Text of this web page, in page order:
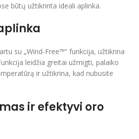
būtų užtikrinta ideali aplinka.
su „Wind-Free™“ funkcija, užtikrina
leidžia greitai užmigti, palaiko
ir užtikrina, kad nubusite
ir efektyvi oro